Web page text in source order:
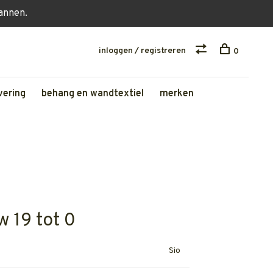
behang en wandtextiel merken
inloggen / registreren 0
19 tot 0
Sio